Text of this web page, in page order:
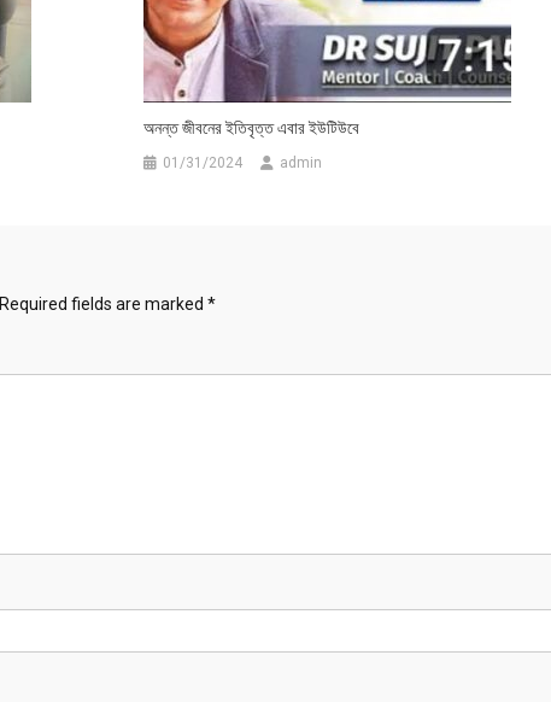
অনন্ত জীবনের ইতিবৃত্ত এবার ইউটিউবে
01/31/2024 admin
Required fields are marked *